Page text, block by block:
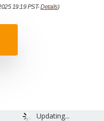
19:19 PST-Details)
Updating...